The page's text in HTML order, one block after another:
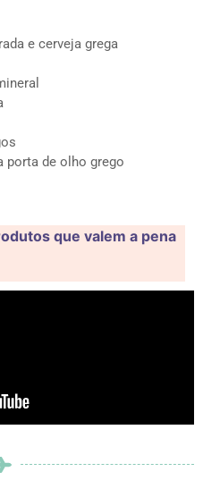
e cerveja grega
porta de olho grego
que valem a pena